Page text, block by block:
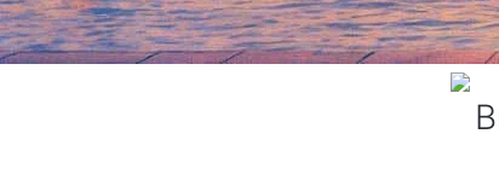
21 марта в российский прокат выходит «Балканский
году. Фильм венчает целый ряд патриотических лент,
патриотическом контенте.